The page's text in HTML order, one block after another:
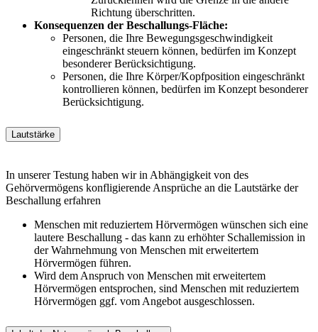
Richtung überschritten.
Konsequenzen der Beschallungs-Fläche:
Personen, die Ihre Bewegungsgeschwindigkeit
eingeschränkt steuern können, bedürfen im Konzept
besonderer Berücksichtigung.
Personen, die Ihre Körper/Kopfposition eingeschränkt
kontrollieren können, bedürfen im Konzept besonderer
Berücksichtigung.
Lautstärke
In unserer Testung haben wir in Abhängigkeit von des
Gehörvermögens konfligierende Ansprüche an die Lautstärke der
Beschallung erfahren
Menschen mit reduziertem Hörvermögen wünschen sich eine
lautere Beschallung - das kann zu erhöhter Schallemission in
der Wahrnehmung von Menschen mit erweitertem
Hörvermögen führen.
Wird dem Anspruch von Menschen mit erweitertem
Hörvermögen entsprochen, sind Menschen mit reduziertem
Hörvermögen ggf. vom Angebot ausgeschlossen.